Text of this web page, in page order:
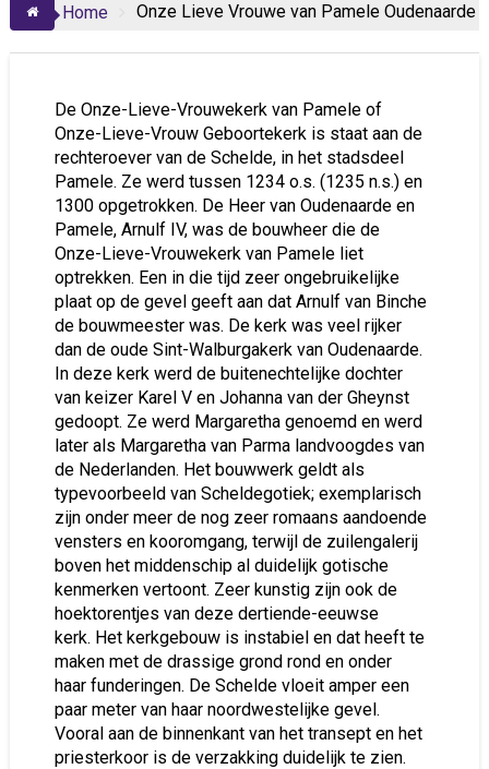
Home Onze Lieve Vrouwe van Pamele Oudenaarde
De Onze-Lieve-Vrouwekerk van Pamele of
Onze-Lieve-Vrouw Geboortekerk is staat aan de
rechteroever van de Schelde, in het stadsdeel
Pamele. Ze werd tussen 1234 o.s. (1235 n.s.) en
1300 opgetrokken. De Heer van Oudenaarde en
Pamele, Arnulf IV, was de bouwheer die de
Onze-Lieve-Vrouwekerk van Pamele liet
optrekken. Een in die tijd zeer ongebruikelijke
plaat op de gevel geeft aan dat Arnulf van Binche
de bouwmeester was. De kerk was veel rijker
dan de oude Sint-Walburgakerk van Oudenaarde.
In deze kerk werd de buitenechtelijke dochter
van keizer Karel V en Johanna van der Gheynst
gedoopt. Ze werd Margaretha genoemd en werd
later als Margaretha van Parma landvoogdes van
de Nederlanden. Het bouwwerk geldt als
typevoorbeeld van Scheldegotiek; exemplarisch
zijn onder meer de nog zeer romaans aandoende
vensters en kooromgang, terwijl de zuilengalerij
boven het middenschip al duidelijk gotische
kenmerken vertoont. Zeer kunstig zijn ook de
hoektorentjes van deze dertiende-eeuwse
kerk. Het kerkgebouw is instabiel en dat heeft te
maken met de drassige grond rond en onder
haar funderingen. De Schelde vloeit amper een
paar meter van haar noordwestelijke gevel.
Vooral aan de binnenkant van het transept en het
priesterkoor is de verzakking duidelijk te zien.